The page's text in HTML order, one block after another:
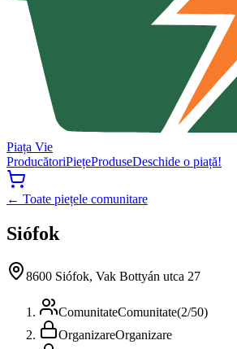
Piața Vie
ProducătoriPiețeProduseDeschide o piață!
← Toate piețele comunitare
Siófok
8600 Siófok, Vak Bottyán utca 27
ComunitateComunitate(2/50)
OrganizareOrganizare